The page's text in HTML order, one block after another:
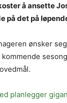
å ansette
på det på
ønsker
planlegger